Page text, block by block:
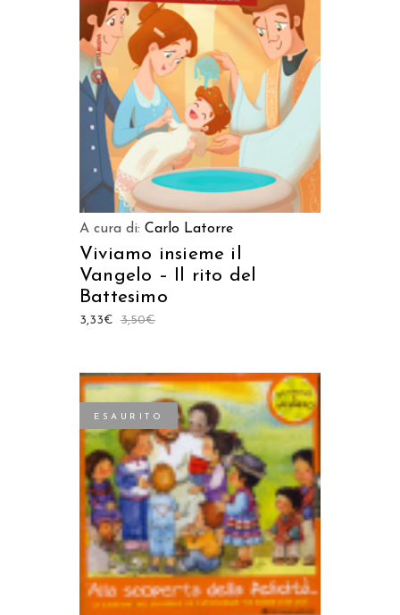
AGGIUNGI AL CARRELLO
A cura di: Carlo Latorre
Viviamo insieme il
Vangelo – Il rito del
Battesimo
3,50€
3,33€
ESAURITO
LEGGI TUTTO